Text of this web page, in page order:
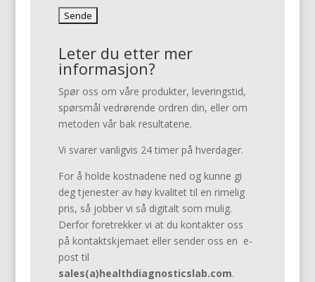
Leter du etter mer
informasjon?
Spør oss om våre produkter, leveringstid,
spørsmål vedrørende ordren din, eller om
metoden vår bak resultatene.
Vi svarer vanligvis 24 timer på hverdager.
For å holde kostnadene ned og kunne gi
deg tjenester av høy kvalitet til en rimelig
pris, så jobber vi så digitalt som mulig.
Derfor foretrekker vi at du kontakter oss
på kontaktskjemaet eller sender oss en e-
post til
sales(a)healthdiagnosticslab.com.